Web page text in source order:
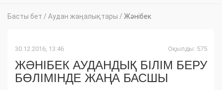
Басты бет / Аудан жаңалықтары / Жәнібек
30.12.2016, 13:46 Оқылды: 575
ЖӘНІБЕК АУДАНДЫҚ БІЛІМ БЕРУ
БӨЛІМІНДЕ ЖАҢА БАСШЫ